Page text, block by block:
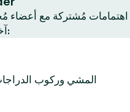
آخرين. إليك بعض النشاطات الشائعة:
المشي وركوب